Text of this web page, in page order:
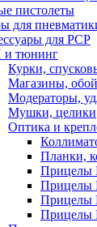
пистолеты
для
для PCP
тюнинг
Курки,
Магазины,
Модераторы,
Мушки, целики
Оптика и
Планки,
Прицелы
Прицелы
Прицелы